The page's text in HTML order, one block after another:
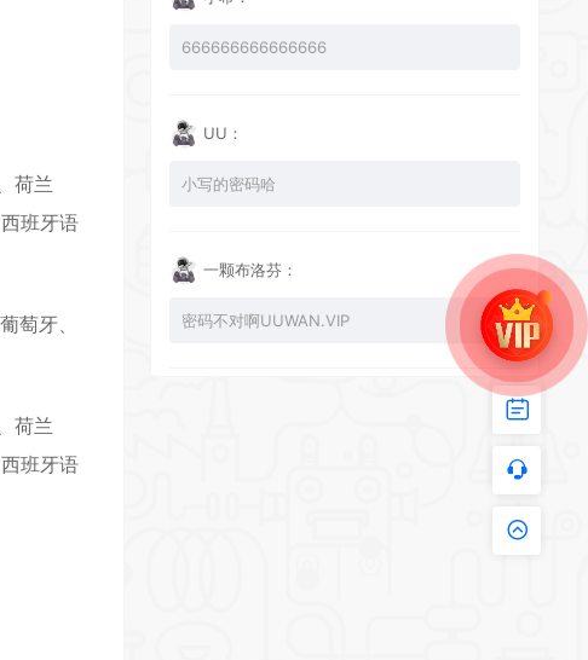
荷兰
班牙语
萄牙、
荷兰
班牙语
666666666666666
UU：
小写的密码哈
一颗布洛芬：
密码不对啊UUWAN.VIP